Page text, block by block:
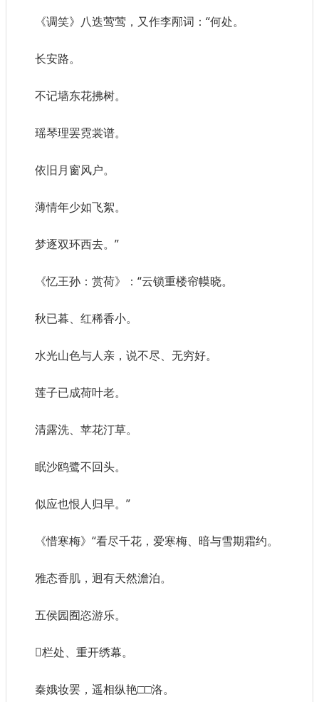
《调笑》八迭莺莺，又作李邴词：“何处。
长安路。
不记墙东花拂树。
瑶琴理罢霓裳谱。
依旧月窗风户。
薄情年少如飞絮。
梦逐双环西去。”
《忆王孙：赏荷》：“云锁重楼帘幙晓。
秋已暮、红稀香小。
水光山色与人亲，说不尽、无穷好。
莲子已成荷叶老。
清露洗、苹花汀草。
眠沙鸥鹭不回头。
似应也恨人归早。”
《惜寒梅》“看尽千花，爱寒梅、暗与雪期霜约。
雅态香肌，迥有天然澹泊。
五侯园囿恣游乐。
栏处、重开绣幕。
秦娥妆罢，遥相纵艳□□洛。